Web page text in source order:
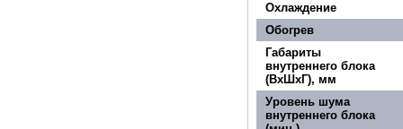
Охлаждение
Обогрев
Габариты
внутреннего блока
(ВхШхГ), мм
Уровень шума
внутреннего блока